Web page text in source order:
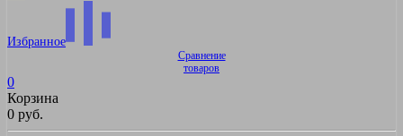
Избранное
Сравнение
товаров
0
Корзина
0 руб.